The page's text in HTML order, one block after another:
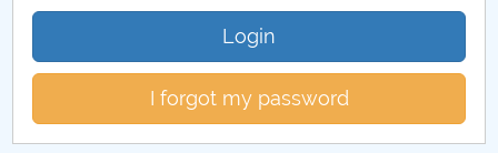
Posturi didactice vacante DAMK
Login
I forgot my password